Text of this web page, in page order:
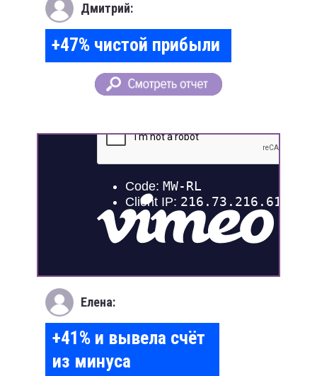
Дмитрий:
+47% чистой прибыли
Елена:
+41% и вывела счёт
из минуса